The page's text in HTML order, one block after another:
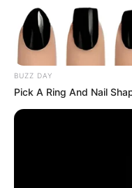
BUZZ DAY
Pick A Ring And Nail